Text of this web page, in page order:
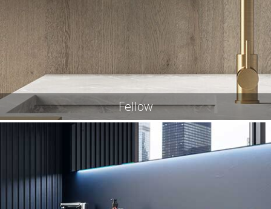
Fellow